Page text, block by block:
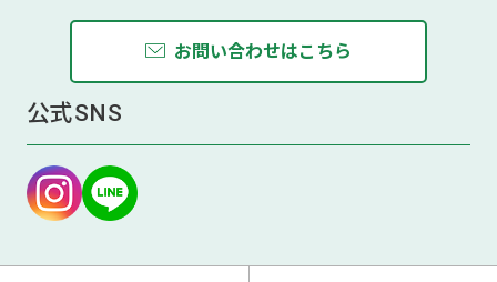
お問い合わせはこちら
公式SNS